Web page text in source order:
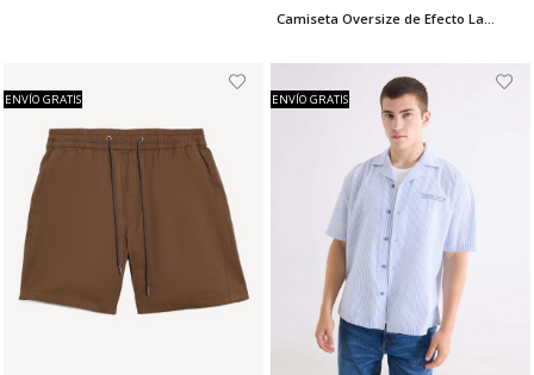
Camiseta Oversize de Efecto Lavado
ENVÍO GRATIS ENVÍO GRATIS